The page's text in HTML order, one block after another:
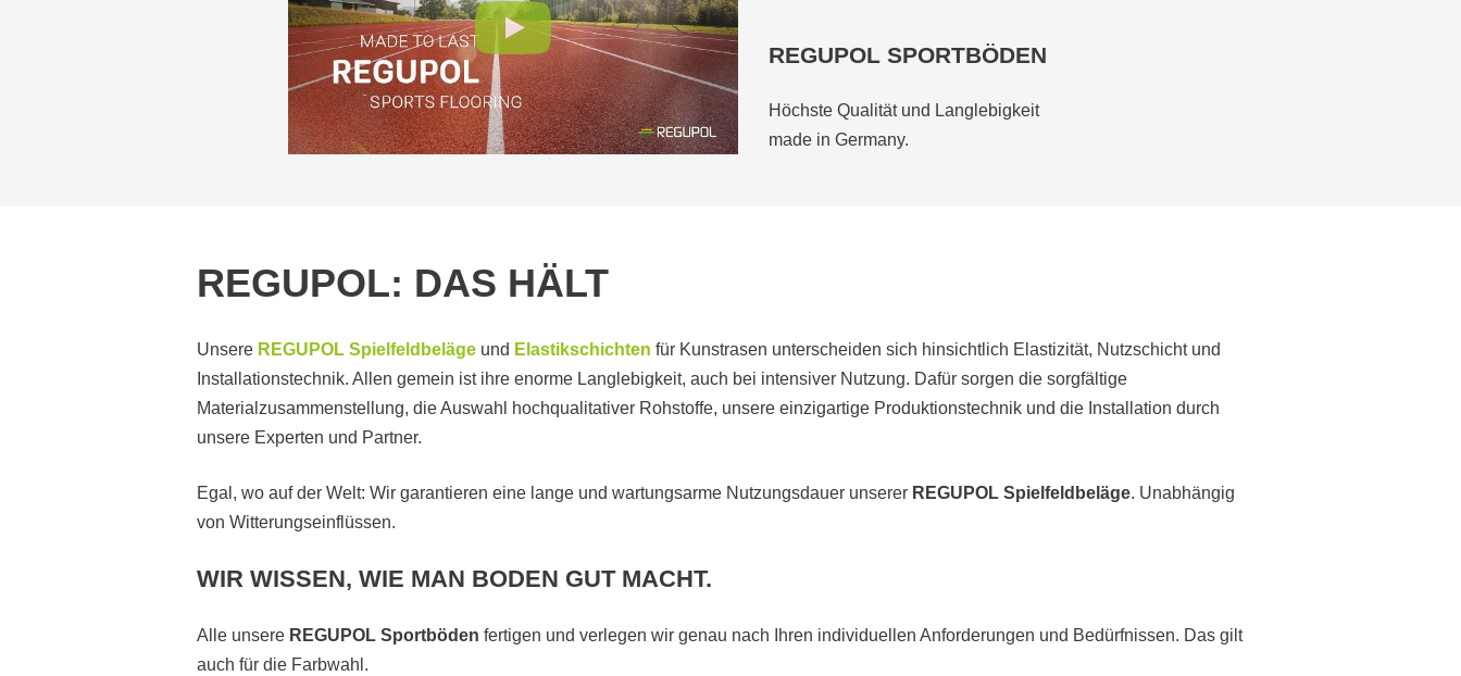
REGUPOL SPORTBÖDEN
Höchste Qualität und Langlebigkeit
made in Germany.
REGUPOL: DAS HÄLT
Unsere REGUPOL Spielfeldbeläge und Elastikschichten für Kunstrasen unterscheiden sich hinsichtlich Elastizität, Nutzschicht und
Installationstechnik. Allen gemein ist ihre enorme Langlebigkeit, auch bei intensiver Nutzung. Dafür sorgen die sorgfältige
Materialzusammenstellung, die Auswahl hochqualitativer Rohstoffe, unsere einzigartige Produktionstechnik und die Installation durch
unsere Experten und Partner.
Egal, wo auf der Welt: Wir garantieren eine lange und wartungsarme Nutzungsdauer unserer REGUPOL Spielfeldbeläge. Unabhängig
von Witterungseinflüssen.
WIR WISSEN, WIE MAN BODEN GUT MACHT.
Alle unsere REGUPOL Sportböden fertigen und verlegen wir genau nach Ihren individuellen Anforderungen und Bedürfnissen. Das gilt
auch für die Farbwahl.